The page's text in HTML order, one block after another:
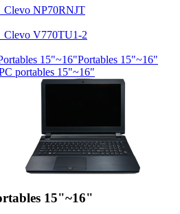
NP70RNJT
V770TU1-2
Portables 15"~16"
portables 15"~16"
15"~16"